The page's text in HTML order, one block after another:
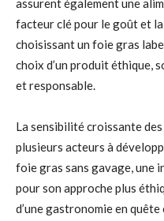
assurent également une
facteur clé pour le goût et
choisissant un foie gras
choix d’un produit éthique,
et responsable.
La sensibilité croissante
plusieurs acteurs à
foie gras sans gavage, une
pour son approche plus
d’une gastronomie en